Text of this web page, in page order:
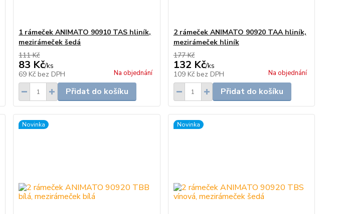
1 rámeček ANIMATO 90910 TAS hliník,
mezirámeček šedá
111 Kč
83 Kč/ks
69 Kč bez DPH Na objednání
Přidat do košíku
2 rámeček ANIMATO 90920 TAA hliník,
mezirámeček hliník
177 Kč
132 Kč/ks
109 Kč bez DPH Na objednání
Přidat do košíku
Novinka Novinka